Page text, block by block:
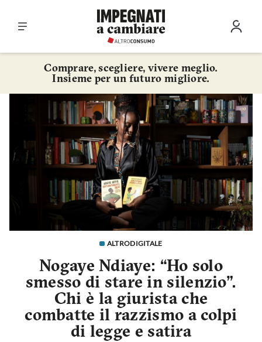
Impegnati
a
cambiare
Comprare, scegliere, vivere meglio.
Insieme per un futuro migliore.
ALTRODIGITALE
Nogaye Ndiaye: “Ho solo
smesso di stare in silenzio”.
Chi è la giurista che
combatte il razzismo a colpi
di legge e satira